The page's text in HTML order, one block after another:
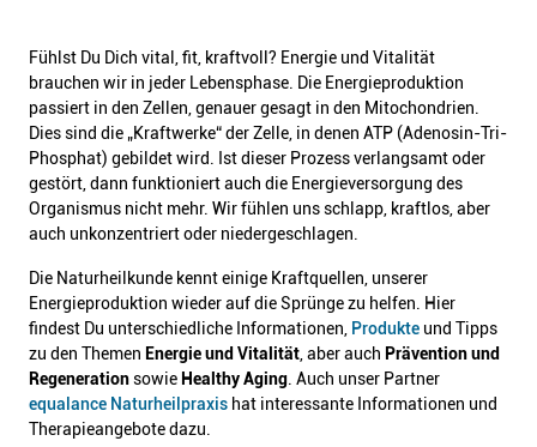
Fühlst Du Dich vital, fit, kraftvoll? Energie und Vitalität
brauchen wir in jeder Lebensphase. Die Energieproduktion
passiert in den Zellen, genauer gesagt in den Mitochondrien.
Dies sind die „Kraftwerke“ der Zelle, in denen ATP (Adenosin-Tri-
Phosphat) gebildet wird. Ist dieser Prozess verlangsamt oder
gestört, dann funktioniert auch die Energieversorgung des
Organismus nicht mehr. Wir fühlen uns schlapp, kraftlos, aber
auch unkonzentriert oder niedergeschlagen.
Die Naturheilkunde kennt einige Kraftquellen, unserer
Energieproduktion wieder auf die Sprünge zu helfen. Hier
findest Du unterschiedliche Informationen, Produkte und Tipps
zu den Themen Energie und Vitalität, aber auch Prävention und
Regenerationsowie Healthy Aging. Auch unser Partner
equalance Naturheilpraxis hat interessante Informationen und
Therapieangebote dazu.